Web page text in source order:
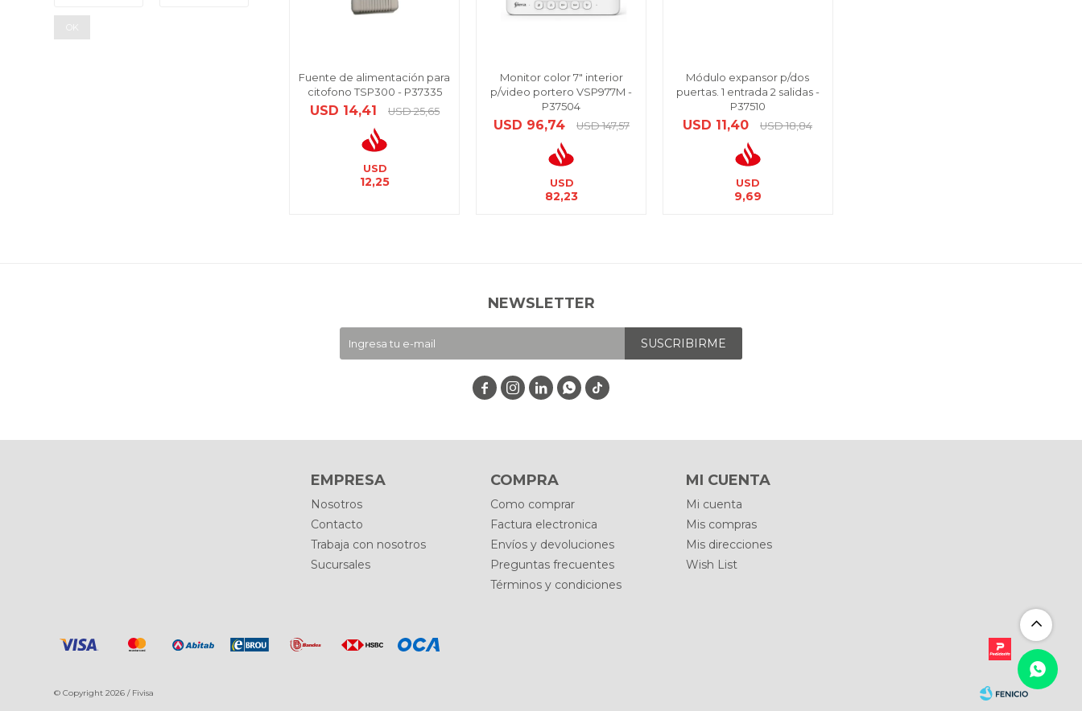
Fuente de alimentación para
citofono TSP300 - P37335
USD 14,41 USD 25,65
USD
12,25
Monitor color 7" interior
p/video portero VSP977M -
P37504
USD 96,74 USD 147,57
USD
82,23
Módulo expansor p/dos
puertas. 1 entrada 2 salidas -
P37510
USD 11,40 USD 18,84
USD
9,69
OK
EMPRESA
Nosotros
Contacto
Trabaja con nosotros
Sucursales
COMPRA
Como comprar
Factura electronica
Envíos y devoluciones
Preguntas frecuentes
Términos y condiciones
MI CUENTA
Mi cuenta
Mis compras
Mis direcciones
Wish List
NEWSLETTER
SUSCRIBIRME
   
© Copyright 2026 / Fivisa